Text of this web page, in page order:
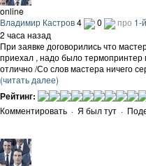
online
Владимир Кастров4 0 про 1-
2 часа назад
При заявке договорились что
приехал , надо было термопринтер
отлично /Со слов мастера ничего
(читать далее)
Рейтинг:
Комментировать · Я был тут ·